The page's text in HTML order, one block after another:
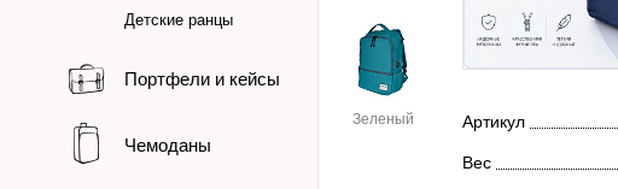
Детские ранцы
Портфели и кейсы
Чемоданы
Зеленый Артикул
Вес